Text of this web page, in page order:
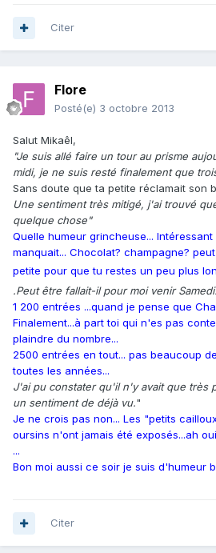
Citer
Flore
Posté(e) 3 octobre 2013
Salut Mikaêl,
"Je suis allé faire un tour au prisme
midi, je ne suis resté finalement que
Sans doute que ta petite réclamait son
Une sentiment très mitigé, j'ai trouvé
quelque chose"
Quelle humeur grincheuse...
manquait... Chocolat? champagne?
petite pour que tu restes un peu plus
.Peut être fallait-il pour moi venir Samedi.
1 200 entrées ...quand je pense que
Finalement...à part toi qui n'es pas
plaindre du nombre...
2500 entrées en tout... pas beaucoup
toutes les années...
J'ai pu constater qu'il n'y avait que très
un sentiment de déjà vu."
Je ne crois pas non... Les "petits
oursins n'ont jamais été exposés...ah
...
Bon moi aussi ce soir je suis d'humeur
Citer